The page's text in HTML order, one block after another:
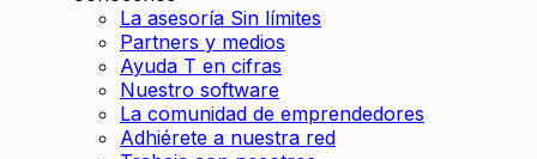
La asesoría Sin límites
Partners y medios
Ayuda T en cifras
Nuestro software
La comunidad de emprendedores
Adhiérete a nuestra red